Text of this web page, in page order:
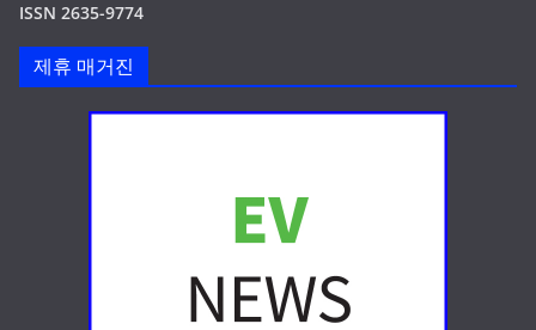
ISSN 2635-9774
제휴 매거진